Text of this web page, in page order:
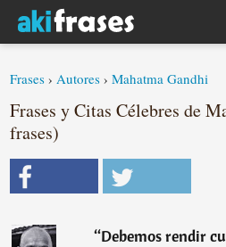
Frases ›Autores ›Mahatma Gandhi
Frases y Citas Célebres de
frases)
“Debemos rendir